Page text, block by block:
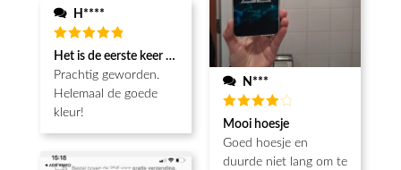
H****
Waardering
5uit 5
Het is de eerste keer dat ik een fotohoesje en het is prachtig!!
Prachtig geworden.
Helemaal de goede
kleur!
N***
Waardering
4 uit 5
Mooi hoesje
Goed hoesje en
duurde niet lang om te